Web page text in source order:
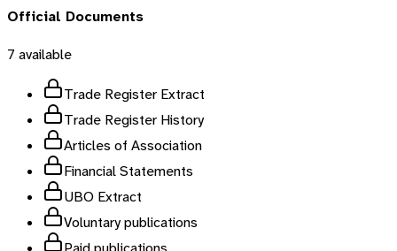
Official Documents
7 available
Trade Register Extract
Trade Register History
Articles of Association
Financial Statements
UBO Extract
Voluntary publications